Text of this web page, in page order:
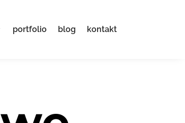
portfolio blog kontakt